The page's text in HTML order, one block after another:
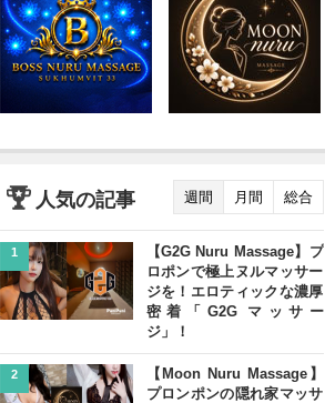
人気の記事 週間 月間 総合
1
【G2G Nuru Massage】プ
ロポンで極上ヌルマッサー
ジを！エロティックな濃厚
密着「G2G マッサー
ジ」！
2
【Moon Nuru Massage】
プロンポンの隠れ家マッサ